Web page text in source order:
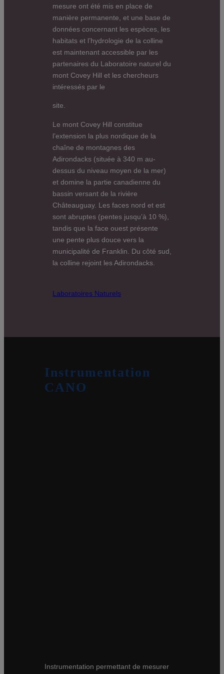
mesure ont été mis en place de
manière permanente, et une base de
données concernant les espèces, les
habitats et l’hydrologie de la colline
est maintenant accessible par les
partenaires du Laboratoire naturel du
mont Covey Hill et les chercheurs
intéressés par le
site.
Le mont Covey Hill constitue
l’extension la plus nordique de la
chaîne de montagnes des
Adirondacks (située à 340 m au-
dessus du niveau moyen de la mer)
et domine la partie canadienne du
bassin versant de la rivière
Châteauguay. Les faces nord et est
sont abruptes (pentes jusqu’à 10 %),
tandis que la face ouest présente
une pente plus douce vers la
municipalité de Franklin. Du côté sud,
la colline rejoint les Adirondacks.
Laboratoires Naturels
Instrumentation
CANO
Instrumentation permettant de mesurer